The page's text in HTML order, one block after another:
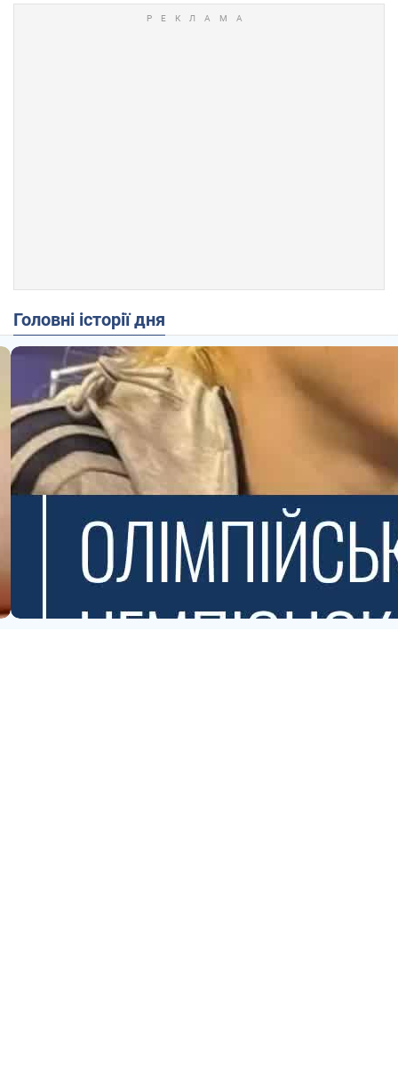
Головні історії дня